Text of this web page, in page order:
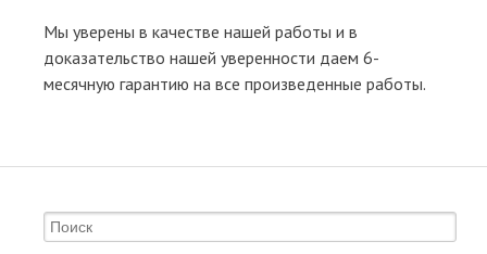
Мы уверены в качестве нашей работы и в
доказательство нашей уверенности даем 6-
месячную гарантию на все произведенные работы.
Search for: